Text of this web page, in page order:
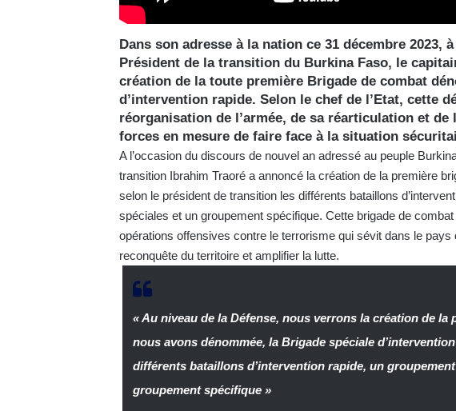
Dans son adresse à la nation ce 31 décembre 2023,
Président de la transition du Burkina Faso, le
création de la toute première Brigade de combat
d’intervention rapide. Selon le chef de l’Etat, cette
réorganisation de l’armée, de sa réarticulation et
forces en mesure de faire face à la situation
A l’occasion du discours de nouvel an adressé au peuple
transition Ibrahim Traoré a annoncé la création de la première
selon le président de transition les différents bataillons
spéciales et un groupement spécifique. Cette brigade de
opérations offensives contre le terrorisme qui sévit dans le
reconquête du territoire et amplifier la lutte.
« Au niveau de la Défense, nous verrons la création de la
nous avons dénommée, la Brigade spéciale
différents bataillons d’intervention rapide, un
groupement spécifique »